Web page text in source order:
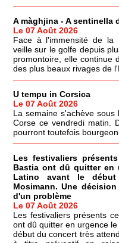
A màghjina - A sentinella
Le 07 Août 2026
Face à l'immensité de la
veille sur le golfe depuis
promontoire, elle continue
des plus beaux rivages de
U tempu in Corsica
Le 07 Août 2026
La semaine s'achève
Corse ce vendredi matin.
pourront toutefois
Les festivaliers
Bastia ont dû quitter en
Latino avant le
Mosimann. Une
d'un problème
Le 07 Août 2026
Les festivaliers présents
ont dû quitter en urgence
début du concert très